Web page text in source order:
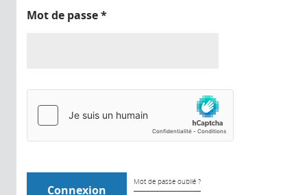
Mot de passe*
Mot de passe oublié ?